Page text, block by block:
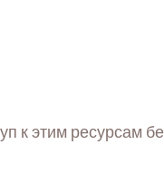
к этим ресурсам